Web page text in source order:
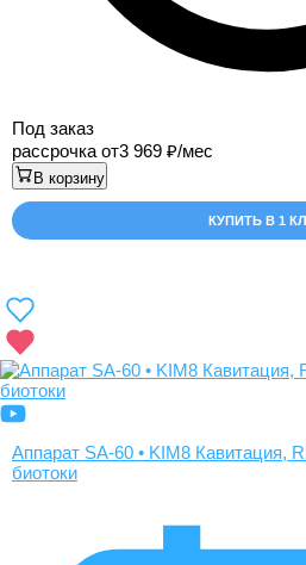
Под заказ
рассрочка от3 969 /мес
В корзину
КУПИТЬ В 1
Аппарат SA-60 • KIM8 Кавитация,
биотоки